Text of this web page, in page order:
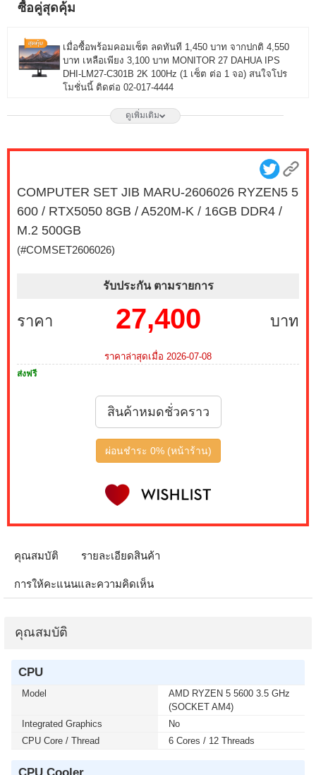
ซื้อคู่สุดคุ้ม
เมื่อซื้อพร้อมคอมเซ็ต ลดทันที 1,450 บาท จากปกติ 4,550
บาท เหลือเพียง 3,100 บาท MONITOR 27 DAHUA IPS
DHI-LM27-C301B 2K 100Hz (1 เซ็ต ต่อ 1 จอ) สนใจโปร
โมชั่นนี้ ติดต่อ 02-017-4444
เมื่อซื้อพร้อมคอมเซ็ต ลดทันที 1,750 บาท จากปกติ 6,650
27G550B-B 300Hz G-SYNC-COM (1 เซ็ต ต่อ 1 จอ)
บาท เหลือเพียง 2,300 บาท MONITOR 23.8 MSI IPS
PRO MP243L E14 144Hz FREESYNC (1 เซ็ต ต่อ 1 จอ)
บริการ Onsite Service ติดตั้งคอมพิวเตอร์ถึงบ้านคุณ เมื่อ
ซื้อพร้อมคอมเซ็ต ลดทันที 200 บาท จากปกติ 1,000 บาท
สนใจโปรโมชั่นนี้ ติดต่อ 02-017-4444
เมื่อซื้อพร้อมคอมเซ็ต ลดทันที 790 บาท จากปกติ 3,590
โปรโมชั่นนี้ ติดต่อ 02-017-4444
บาท เหลือเพียง 2,900 บาท MONITOR 24.5 GIGABYTE
IPS GS25F2A SPEAKERS 240Hz (1 เซ็ต ต่อ 1 จอ)
เมื่อซื้อพร้อมคอมเซ็ต ลดทันที 4,000 บาท จากปกติ 9,900
บาท เหลือเพียง 5,900 บาท MONITOR 32 SAMSUNG
COM (1 เซ็ต ต่อ 1 จอ) สนใจโปรโมชั่นนี้ ติดต่อ 02-017-
เมื่อซื้อพร้อมคอมเซ็ต ลดทันที 50 บาท จากปกติ 740 บาท
(MK250) WIRELESS GRAPHITE (1 เซ็ต ต่อ 1 อัน) สนใจ
โปรโมชั่นนี้ ติดต่อ 02-017-4444
บาท เหลือเพียง 3,690 บาท MICROSOFT WINDOWS 11
HOME 64bit Eng Intl 1pk DSP OEI DVD (KW9-00632)(1
บาท เหลือเพียง 4,390 บาท MICROSOFT WINDOWS 11
ดูเพิ่มเติม
COMPUTER SET JIB MARU-2606026 RYZEN5 5
600 / RTX5050 8GB / A520M-K / 16GB DDR4 /
M.2 500GB
(#COMSET2606026)
รับประกัน ตามรายการ
ราคา บาท
27,400
ราคาล่าสุดเมื่อ 2026-07-08
ส่งฟรี
สินค้าหมดชั่วคราว
ผ่อนชำระ 0% (หน้าร้าน)
คุณสมบัติ รายละเอียดสินค้า
การให้คะแนนและความคิดเห็น
คุณสมบัติ
CPU
Model
AMD RYZEN 5 5600 3.5 GHz
(SOCKET AM4)
Integrated Graphics
No
CPU Core / Thread
6 Cores / 12 Threads
CPU Cooler